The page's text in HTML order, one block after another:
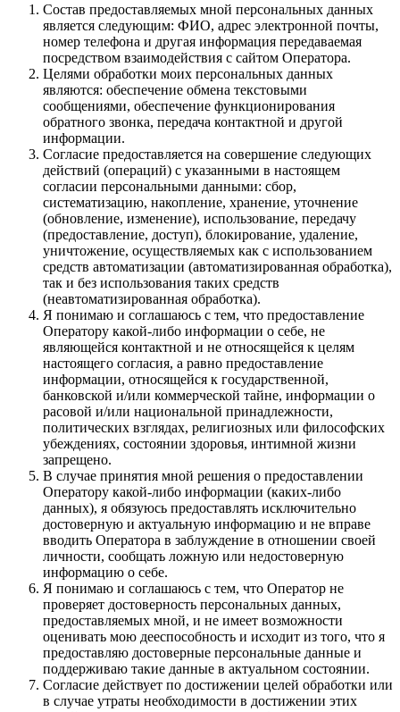
Состав предоставляемых мной персональных данных
является следующим: ФИО, адрес электронной почты,
номер телефона и другая информация передаваемая
посредством взаимодействия с сайтом Оператора.
Целями обработки моих персональных данных
являются: обеспечение обмена текстовыми
сообщениями, обеспечение функционирования
обратного звонка, передача контактной и другой
информации.
Согласие предоставляется на совершение следующих
действий (операций) с указанными в настоящем
согласии персональными данными: сбор,
систематизацию, накопление, хранение, уточнение
(обновление, изменение), использование, передачу
(предоставление, доступ), блокирование, удаление,
уничтожение, осуществляемых как с использованием
средств автоматизации (автоматизированная обработка),
так и без использования таких средств
(неавтоматизированная обработка).
Я понимаю и соглашаюсь с тем, что предоставление
Оператору какой-либо информации о себе, не
являющейся контактной и не относящейся к целям
настоящего согласия, а равно предоставление
информации, относящейся к государственной,
банковской и/или коммерческой тайне, информации о
расовой и/или национальной принадлежности,
политических взглядах, религиозных или философских
убеждениях, состоянии здоровья, интимной жизни
запрещено.
В случае принятия мной решения о предоставлении
Оператору какой-либо информации (каких-либо
данных), я обязуюсь предоставлять исключительно
достоверную и актуальную информацию и не вправе
вводить Оператора в заблуждение в отношении своей
личности, сообщать ложную или недостоверную
информацию о себе.
Я понимаю и соглашаюсь с тем, что Оператор не
проверяет достоверность персональных данных,
предоставляемых мной, и не имеет возможности
оценивать мою дееспособность и исходит из того, что я
предоставляю достоверные персональные данные и
поддерживаю такие данные в актуальном состоянии.
Согласие действует по достижении целей обработки или
в случае утраты необходимости в достижении этих